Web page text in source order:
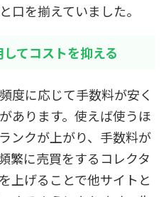
口を揃えていました。
てコストを抑える
度に応じて手数料が安く
あります。使えば使うほ
ンクが上がり、手数料が
繁に売買をするコレクタ
上げることで他サイトと